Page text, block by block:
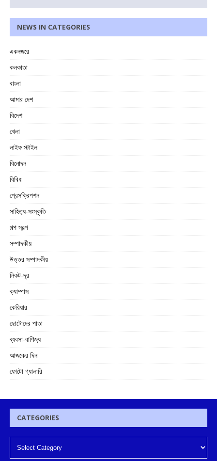
NEWS IN CATEGORIES
একনজরে
কলকাতা
বাংলা
আমার দেশ
বিদেশ
খেলা
লাইফ স্টাইল
বিনোদন
বিবিধ
প্রেসক্রিপশন
সাহিত্য-সংস্কৃতি
গল্প স্বল্প
সম্পাদকীয়
উত্তর সম্পাদকীয়
নিকট-দূর
ক্যাম্পাস
কেরিয়ার
ছোটোদের পাতা
ব্যবসা-বাণিজ্য
আজকের দিন
ফোটো গ্যালারি
CATEGORIES